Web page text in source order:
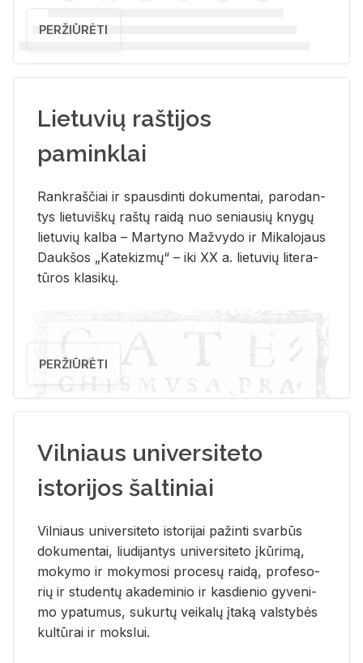
PERŽIŪRĖTI
Lietuvių raštijos
paminklai
Rank­raš­čiai ir spaus­din­ti do­ku­men­tai, pa­ro­dan­
tys lie­tu­viš­kų raš­tų rai­dą nuo se­niau­sių kny­gų
lie­tu­vių kal­ba – Mar­ty­no Ma­žvy­do ir Mi­ka­lo­jaus
Dauk­šos „Ka­te­kiz­mų“ – iki XX a. lie­tu­vių li­te­ra­
tū­ros kla­si­kų.
PERŽIŪRĖTI
Vilniaus universiteto
istorijos šaltiniai
Vil­niaus uni­ver­si­te­to is­to­ri­jai pa­žin­ti svar­būs
do­ku­men­tai, liu­di­jan­tys uni­ver­si­te­to įkū­ri­mą,
mo­ky­mo ir mo­ky­mo­si pro­ce­sų rai­dą, pro­fe­so­
rių ir stu­den­tų aka­de­mi­nio ir kas­die­nio gy­ve­ni­
mo ypa­tu­mus, su­kur­tų vei­ka­lų įta­ką vals­ty­bės
kul­tū­rai ir moks­lui.